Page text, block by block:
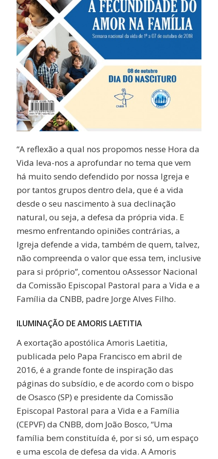
“A reflexão a qual nos propomos nesse Hora da
Vida leva-nos a aprofundar no tema que vem
há muito sendo defendido por nossa Igreja e
por tantos grupos dentro dela, que é a vida
desde o seu nascimento à sua declinação
natural, ou seja, a defesa da própria vida. E
mesmo enfrentando opiniões contrárias, a
Igreja defende a vida, também de quem, talvez,
não compreenda o valor que essa tem, inclusive
para si próprio”, comentou oAssessor Nacional
da Comissão Episcopal Pastoral para a Vida e a
Família da CNBB, padre Jorge Alves Filho.
ILUMINAÇÃO DE AMORIS LAETITIA
A exortação apostólica Amoris Laetitia,
publicada pelo Papa Francisco em abril de
2016, é a grande fonte de inspiração das
páginas do subsídio, e de acordo com o bispo
de Osasco (SP) e presidente da Comissão
Episcopal Pastoral para a Vida e a Família
(CEPVF) da CNBB, dom João Bosco, “Uma
família bem constituída é, por si só, um espaço
e uma escola de defesa da vida. A Amoris